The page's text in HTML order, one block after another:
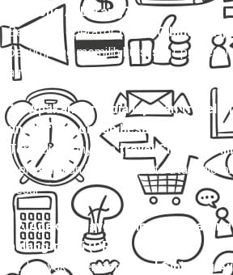
Cibinong Ajibarang?
Beberapa operatortravel Cibinong
penumpang memilih kursi saat
armada Hiace dan Elf.
11. Apakah tersedia layanan travel
untuk rombongan besar?
Tersedia. Penyediatravel Cibinong
menyediakan bus pariwisata atau
besar.
12. Apakah travel Cibinong
pulang-pergi (PP)?
Ya, banyak operator
travel Cibinong